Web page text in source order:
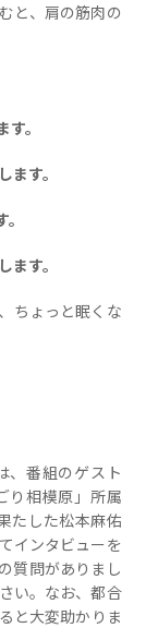
と、肩の筋肉の
。
す。
す。
ちょっと眠くな
、番組のゲスト
り相模原」所属
たした松本麻佑
インタビューを
質問がありまし
い。なお、都合
と大変助かりま